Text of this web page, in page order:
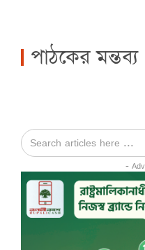
পাঠকের মন্তব্য
-